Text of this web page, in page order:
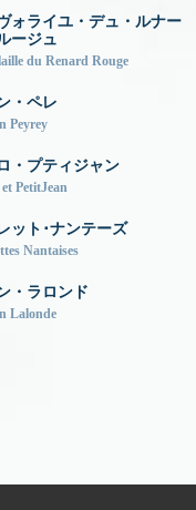
ォライユ・デュ・ルナー
ージュ
du Renard Rouge
・ペレ
Peyrey
・プティジャン
PetitJean
ット･ナンテーズ
Nantaises
・ラロンド
Lalonde